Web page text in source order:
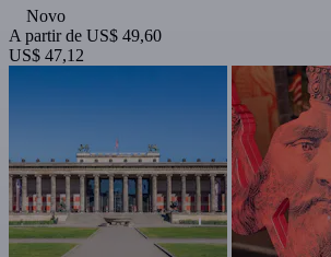
Novo
A partir de US$ 49,60
US$ 47,12